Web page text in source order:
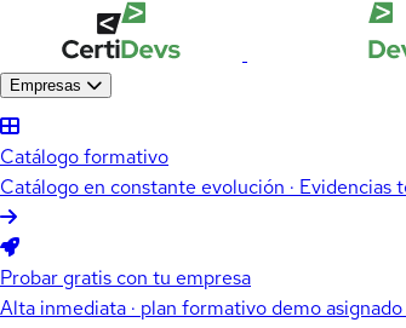
Empresas
Catálogo formativo
Catálogo en constante evolución · Evidencias
Probar gratis con tu empresa
Alta inmediata · plan formativo demo asignado